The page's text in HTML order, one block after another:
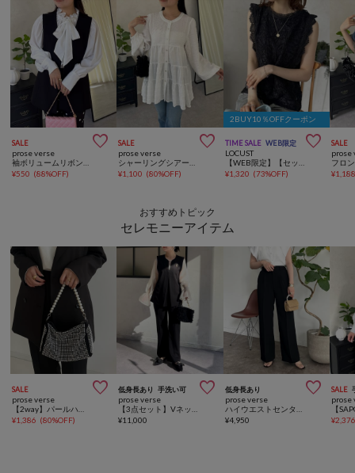
SALE 
prose verse
¥550 (88%OFF)
SALE 
prose verse
¥1,100 (80%OFF)
2BUY10％OFFクーポン
TIME SALE WEB限定 
LOCUST
¥1,320 (73%OFF)
SALE
prose
¥
おすすめトピック
セレモニーアイテム
SALE 
prose verse
¥1,386 (80%OFF)
低身長あり 手洗い可 
prose verse
¥11,000
低身長あり 
prose verse
¥4,950
SALE
prose
¥